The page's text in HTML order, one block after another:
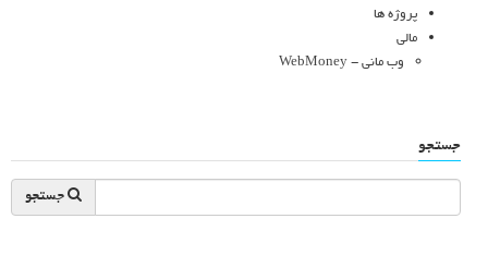
پروژه ها
مالی
وب مانی - WebMoney
جستجو
جستجو